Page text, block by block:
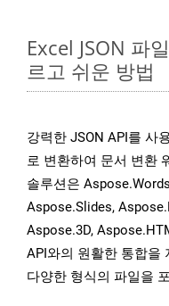
Excel JSON 파
르고 쉬운 방법
강력한 JSON API를 사
로 변환하여 문서 변환
솔루션은
Aspose.Slides,
Aspose.3D,
API와의 원활한 통합을
다양한 형식의 파일을